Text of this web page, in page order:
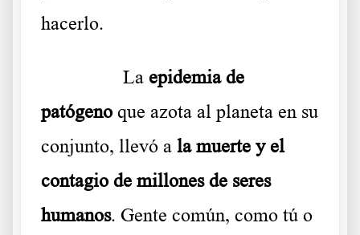
hacerlo.
La epidemia de
patógenoque azota al planeta en su
conjunto, llevó a la muerte y el
contagio de millones de seres
humanos. Gente común, como tú o